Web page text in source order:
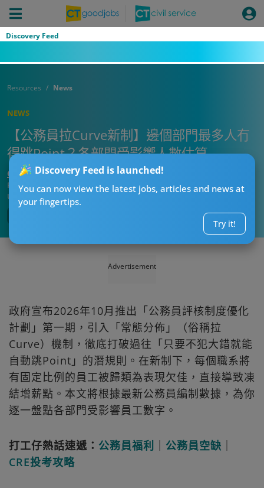
Discovery Feed
Discovery Feed is launched!
You can now view the latest jobs, articles and news at
your fingertips.
Try it!
Resources News
NEWS
【公務員拉Curve新制】邊個部門最多人冇
得跳Point？各部門受影響人數估算
CT熱話管理員
Published:
2026-07-25 07:02
Updated:
2026-07-25 07:02
Advertisement
政府宣布2026年10月推出「公務員評核制度優化
計劃」第一期，引入「常態分佈」（俗稱拉
Curve）機制，徹底打破過往「只要不犯大錯就能
自動跳Point」的潛規則。在新制下，每個職系將
有固定比例的員工被歸類為表現欠佳，直接導致凍
結增薪點。本文將根據最新公務員編制數據，為你
逐一盤點各部門受影響員工數字。
打工仔熱話速遞： 公務員福利 公務員空缺
CRE投考攻略